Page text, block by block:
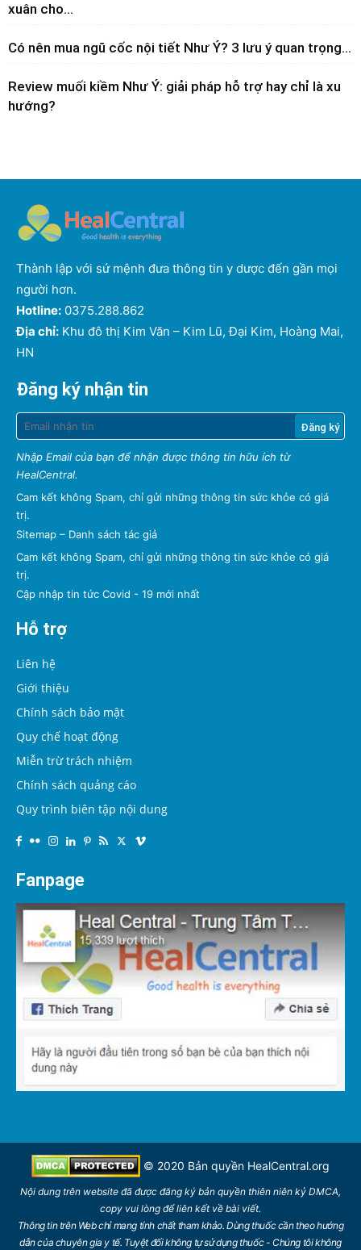
xuân cho...
Có nên mua ngũ cốc nội tiết Như Ý? 3 lưu ý quan trọng...
Review muối kiềm Như Ý: giải pháp hỗ trợ hay chỉ là xu
hướng?
Thành lập với sứ mệnh đưa thông tin y dược đến gần mọi
người hơn.
Hotline: 0375.288.862
Địa chỉ: Khu đô thị Kim Văn – Kim Lũ, Đại Kim, Hoàng Mai,
HN
Đăng ký nhận tin
Nhập Email của bạn để nhận được thông tin hữu ích từ
HealCentral.
Cam kết không Spam, chỉ gửi những thông tin sức khỏe có giá
trị.
Sitemap – Danh sách tác giả
Cam kết không Spam, chỉ gửi những thông tin sức khỏe có giá
trị.
Cập nhập tin tức Covid - 19 mới nhất
Hỗ trợ
Liên hệ
Giới thiệu
Chính sách bảo mật
Quy chế hoạt động
Miễn trừ trách nhiệm
Chính sách quảng cáo
Quy trình biên tập nội dung
Fanpage
© 2020 Bản quyền HealCentral.org
Nội dung trên website đã được đăng ký bản quyền thiên niên kỷ DMCA,
copy vui lòng đểliên kếtvề bài viết.
Thông tin trên Web chỉ mang tính chất tham khảo. Dùng thuốc cần theo hướng
dẫn của chuyên gia y tế. Tuyệt đối không tự sử dụng thuốc - Chúng tôi không